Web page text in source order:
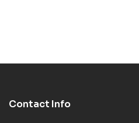
Contact Info